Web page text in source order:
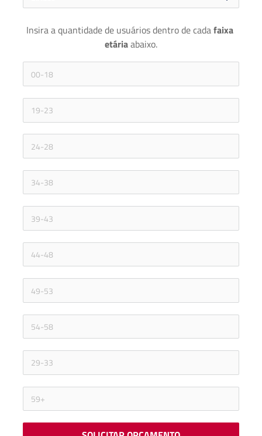
Insira a quantidade de usuários dentro de cada faixa
etária abaixo.